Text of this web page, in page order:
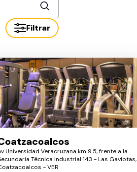
Filtrar
Universidad Veracruzana km 9.5, frente a la
Técnica Industrial 143 - Las Gaviotas,
- VER